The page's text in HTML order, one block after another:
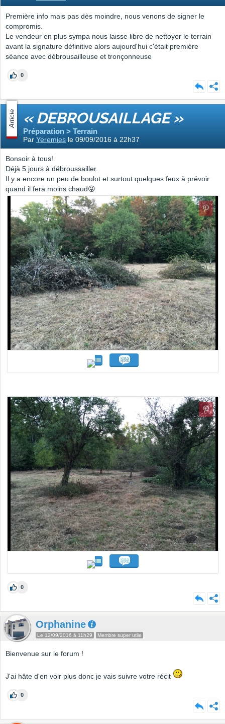
Première info mais pas dès moindre, nous venons de signer le
compromis.
Le vendeur en plus sympa nous laisse libre de nettoyer le terrain
avant la signature définitive alors aujourd'hui c'était première
séance avec débrousailleuse et tronçonneuse
0
Article « DEBROUSAILLAGE »
Préparation > Terrain
Par Yeremies le 09/09/2016 à 22h37
Bonsoir à tous!
Déjà 5 jours à débroussailler.
Il y a encore un peu de boulot et surtout quelques feux à prévoir
quand il fera moins chaud😜
0
Orphanine
Le 12/09/2016 à 11h29 Membre super utile
Bienvenue sur le forum !
J'ai hâte d'en voir plus donc je vais suivre votre récit
0